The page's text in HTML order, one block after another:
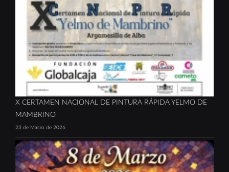
X CERTAMEN NACIONAL DE PINTURA RÁPIDA YELMO DE
MAMBRINO
23 de Marzo de 2026